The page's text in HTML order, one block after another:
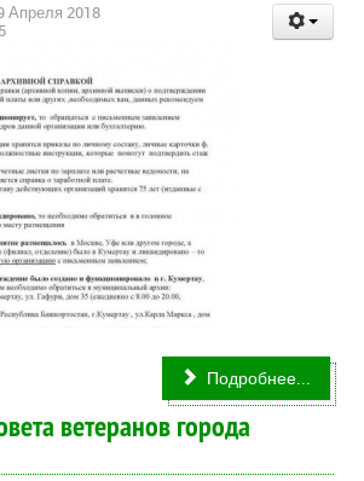
Апреля 2018
Подробнее...
ветеранов города